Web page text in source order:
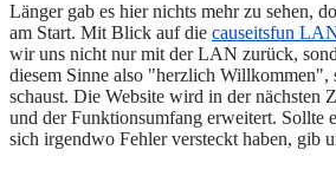
Länger gab es hier nichts mehr zu sehen,
am Start. Mit Blick auf die causeitsfun
wir uns nicht nur mit der LAN zurück,
diesem Sinne also "herzlich Willkommen",
schaust. Die Website wird in der nächsten
und der Funktionsumfang erweitert. Sollte
sich irgendwo Fehler versteckt haben, gib